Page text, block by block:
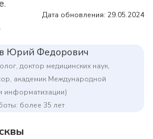
Дата обновления: 29.05.2024
Юрий Федорович
доктор медицинских наук,
академик Международной
информатизации)
более 35 лет